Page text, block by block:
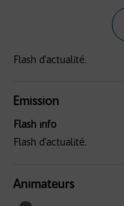
Flash d'actualité.
Emission
Flash info
Flash d'actualité.
Animateurs